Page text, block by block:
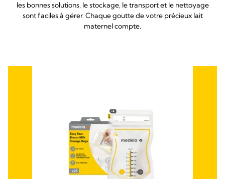
les bonnes solutions, le stockage, le transport et le nettoyage
sont faciles à gérer. Chaque goutte de votre précieux lait
maternel compte.